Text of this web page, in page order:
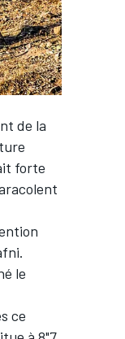
de la
forte
le
ce